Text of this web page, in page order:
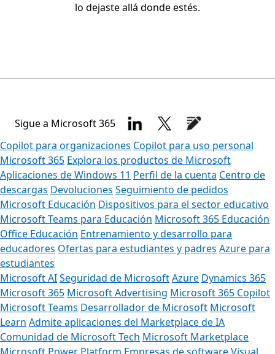
lo dejaste allá donde estés.
Sigue a Microsoft 365
Copilot para organizaciones Copilot para uso personal
Microsoft 365 Explora los productos de Microsoft
Aplicaciones de Windows 11 Perfil de la cuenta Centro de
descargas Devoluciones Seguimiento de pedidos
Microsoft Educación Dispositivos para el sector educativo
Microsoft Teams para Educación Microsoft 365 Educación
Office Educación Entrenamiento y desarrollo para
educadores Ofertas para estudiantes y padres Azure para
estudiantes
Microsoft AISeguridad de MicrosoftAzure Dynamics 365
Microsoft 365 Microsoft Advertising Microsoft 365 Copilot
Microsoft Teams Desarrollador de Microsoft Microsoft
Learn Admite aplicaciones del Marketplace de IA
Comunidad de Microsoft Tech Microsoft Marketplace